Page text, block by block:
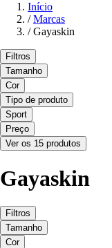
Início
/ Marcas
/ Gayaskin
Filtros
Tamanho
Cor
Tipo de produto
Sport
Preço
Ver os 15 produtos
Gayaskin
Filtros
Tamanho
Cor